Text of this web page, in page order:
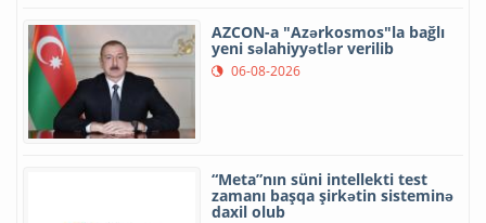
AZCON-a "Azərkosmos"la bağlı
yeni səlahiyyətlər verilib
06-08-2026
“Meta”nın süni intellekti test
zamanı başqa şirkətin sisteminə
daxil olub